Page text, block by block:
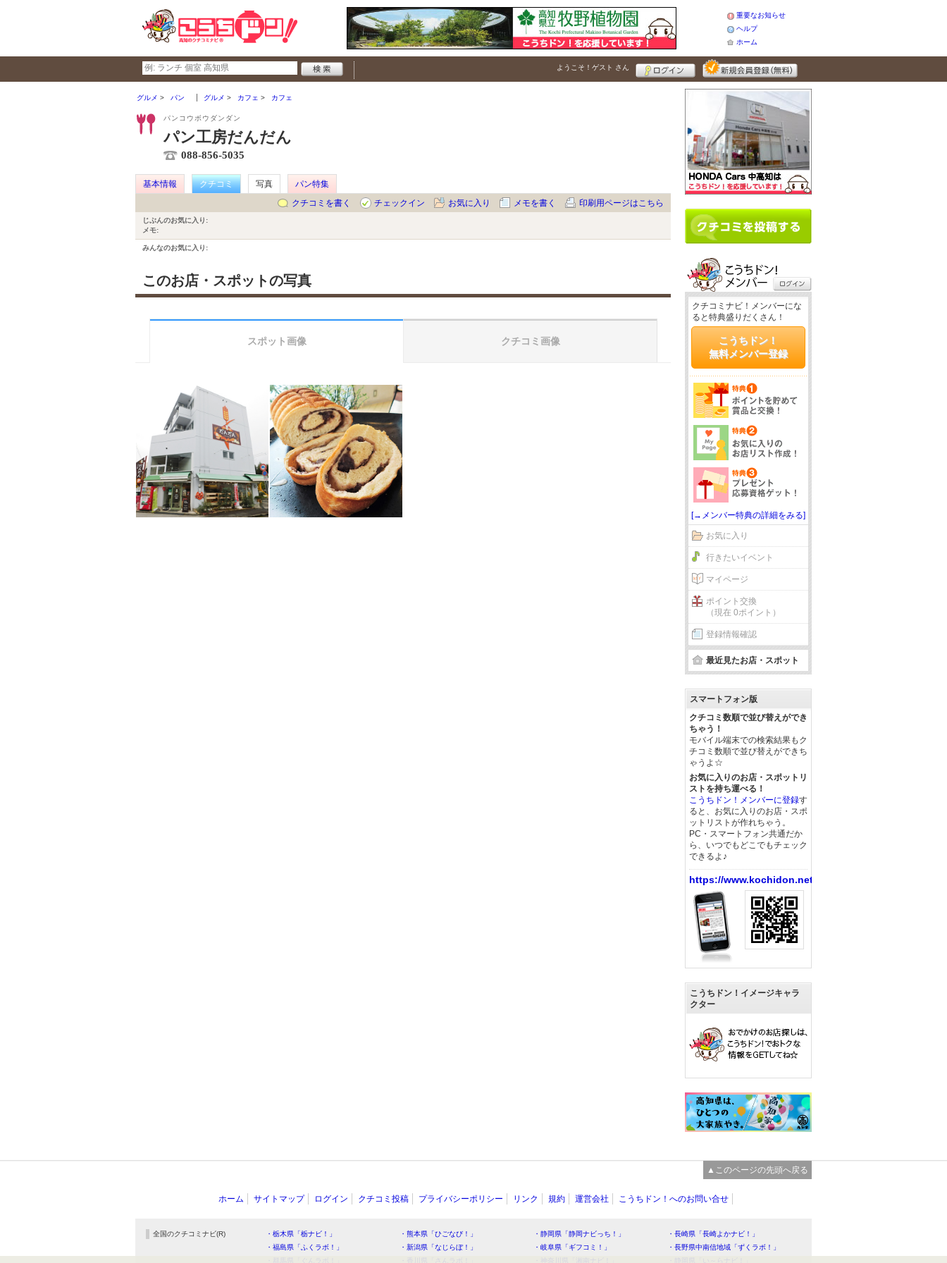
重要なお知らせ
ヘルプ
ホーム
ようこそ！ ゲスト さん
グルメ パン グルメ カフェ カフェ
パンコウボウダンダン
パン工房だんだん
088-856-5035
基本情報 クチコミ 写真
パン特集
クチコミを書く
チェックイン お気に入り メモを書く 印刷用ページはこちら
じぶんのお気に入り:
メモ:
みんなのお気に入り:
このお店・スポットの写真
スポット画像 クチコミ画像
クチコミナビ！メンバーにな
ると特典盛りだくさん！
こうちドン！
無料メンバー登録
[→メンバー特典の詳細をみる]
お気に入り
行きたいイベント
マイページ
ポイント交換
（現在 0ポイント）
登録情報確認
最近見たお店・スポット
スマートフォン版
クチコミ数順で並び替えができ
ちゃう！
モバイル端末での検索結果もク
チコミ数順で並び替えができち
ゃうよ☆
お気に入りのお店・スポットリ
ストを持ち運べる！
こうちドン！メンバーに登録す
ると、お気に入りのお店・スポ
ットリストが作れちゃう。
PC・スマートフォン共通だか
ら、いつでもどこでもチェック
できるよ♪
https://www.kochidon.net/
こうちドン！イメージキャラ
クター
▲このページの先頭へ戻る
ホーム サイトマップ ログイン クチコミ投稿 プライバシーポリシー リンク 規約 運営会社 こうちドン！へのお問い合せ
全国のクチコミナビ(R) ・栃木県「栃ナビ！」 ・熊本県「ひごなび！」 ・静岡県「静岡ナビっち！」
・長崎県「長崎よかナビ！」
・福島県「ふくラボ！」
・新潟県「なじらぼ！」 ・岐阜県「ギフコミ！」
・長野県中南信地域「ずくラボ！」